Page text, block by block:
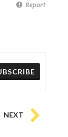
Report
NEXT